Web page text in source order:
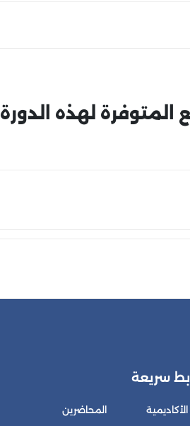
المتوفرة لهذه الدورة
سريعة
المحاضرين